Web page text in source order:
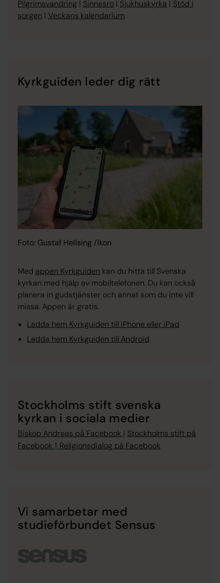
Pilgrimsvandring | Sinnesro | Sjukhuskyrka | Stöd i
sorgen | Veckans kalendarium
Kyrkguiden leder dig rätt
Foto: Gustaf Hellsing /Ikon
Med appen Kyrkguiden kan du hitta till Svenska
kyrkan med hjälp av mobiltelefonen. Du kan också
planera in gudstjänster och annat som du inte vill
missa. Appen är gratis.
Ladda hem Kyrkguiden till iPhone eller iPad
Ladda hem Kyrkguiden till Android
Stockholms stift svenska
kyrkan i sociala medier
Biskop Andreas på Facebook | Stockholms stift på
Facebook | Religionsdialog på Facebook
Vi samarbetar med
studieförbundet Sensus